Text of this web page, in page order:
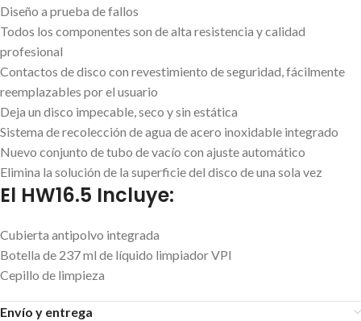
Diseño a prueba de fallos
Todos los componentes son de alta resistencia y calidad
profesional
Contactos de disco con revestimiento de seguridad, fácilmente
reemplazables por el usuario
Deja un disco impecable, seco y sin estática
Sistema de recolección de agua de acero inoxidable integrado
Nuevo conjunto de tubo de vacío con ajuste automático
Elimina la solución de la superficie del disco de una sola vez
El HW16.5 Incluye:
Cubierta antipolvo integrada
Botella de 237 ml de líquido limpiador VPI
Cepillo de limpieza
Envío y entrega